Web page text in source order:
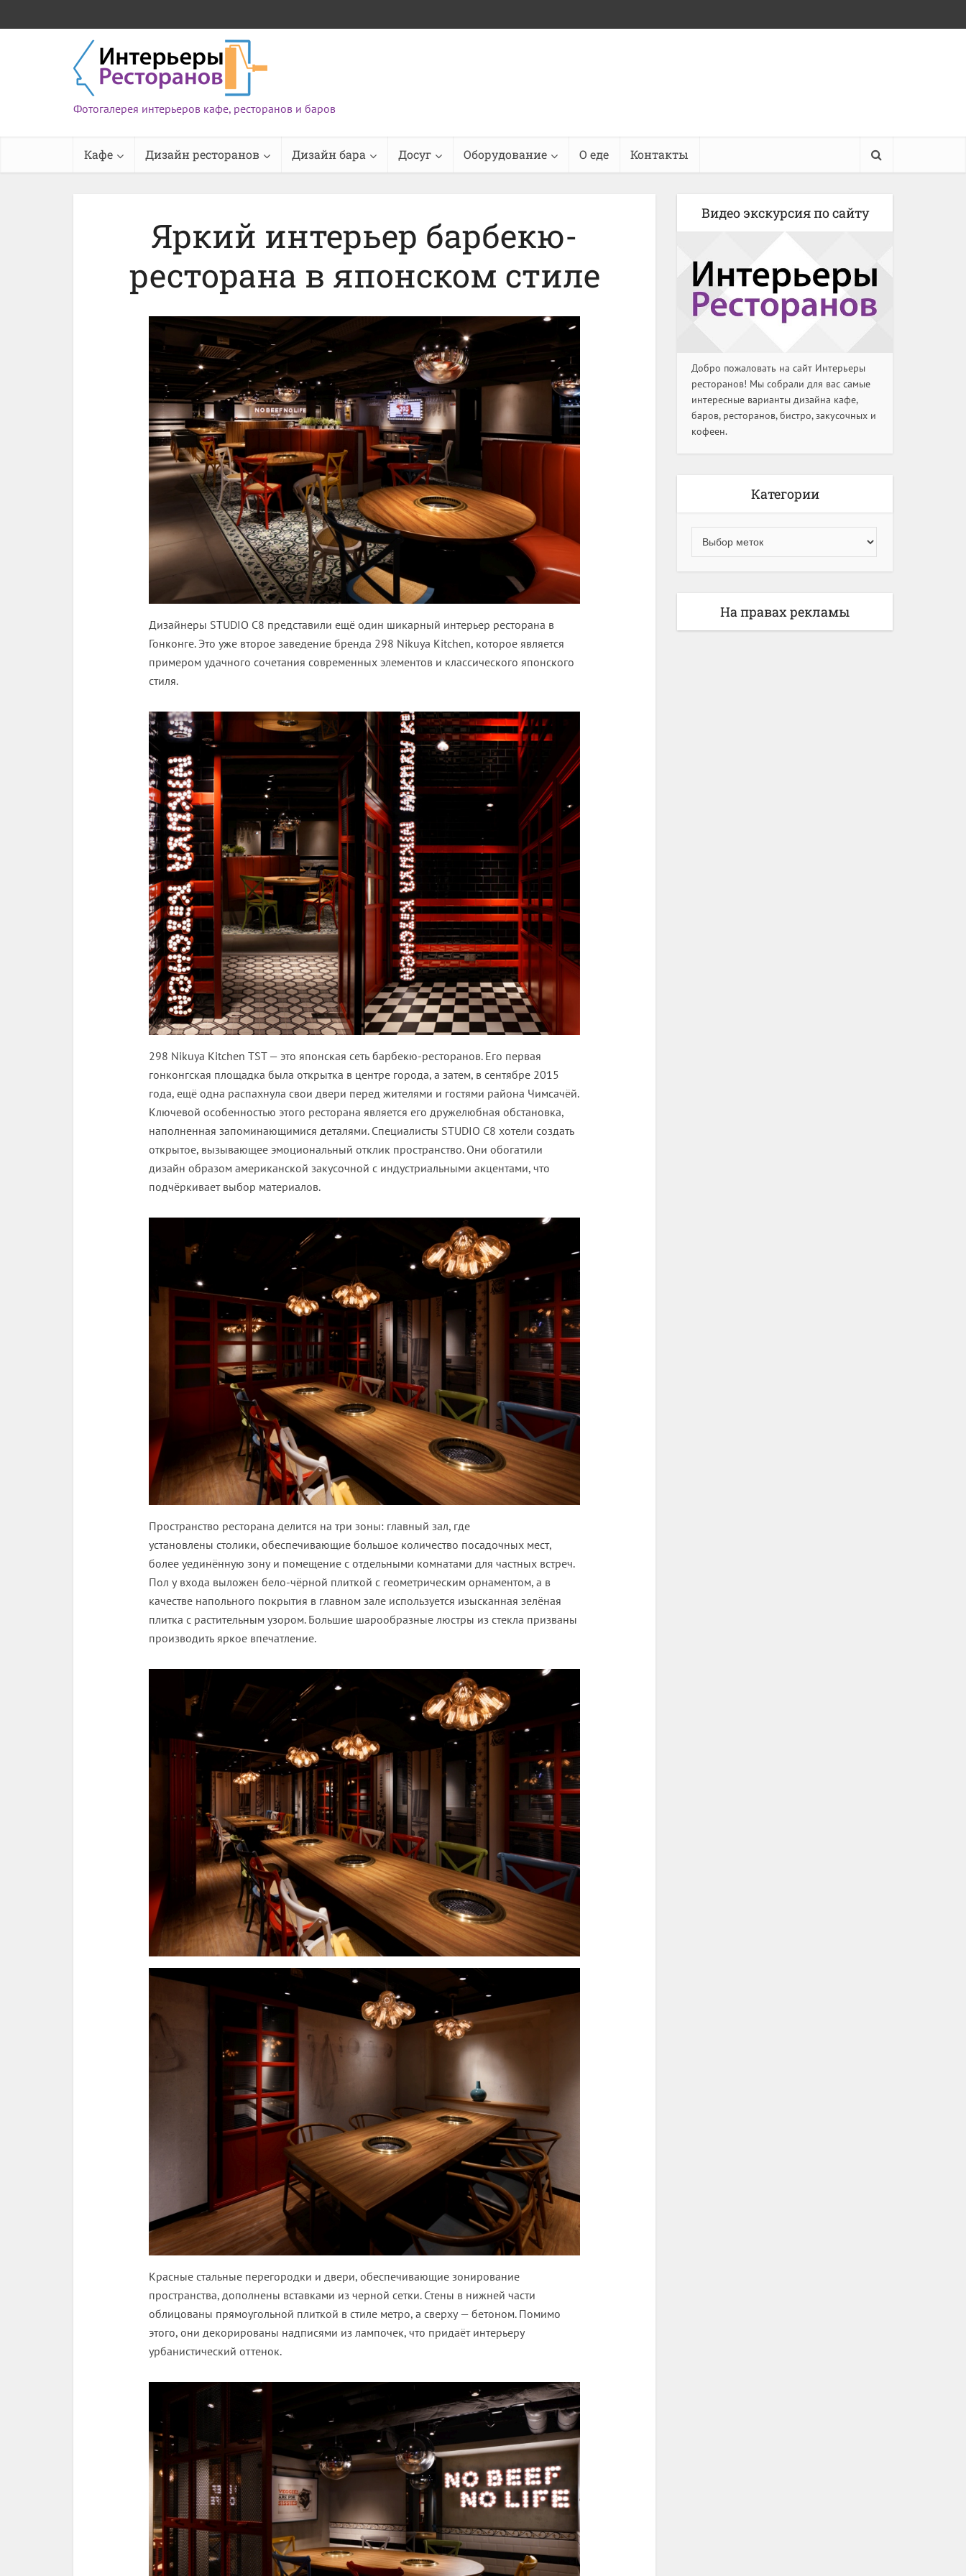
Фотогалерея интерьеров кафе, ресторанов и баров
Кафе Дизайн ресторанов Дизайн бара Досуг Оборудование О еде Контакты
Яркий интерьер барбекю-
ресторана в японском стиле
Дизайнеры STUDIO C8 представили ещё один шикарный интерьер ресторана в
Гонконге. Это уже второе заведение бренда 298 Nikuya Kitchen, которое является
примером удачного сочетания современных элементов и классического японского
стиля.
298 Nikuya Kitchen TST — это японская сеть барбекю-ресторанов. Его первая
гонконгская площадка была открытка в центре города, а затем, в сентябре 2015
года, ещё одна распахнула свои двери перед жителями и гостями района Чимсачёй.
Ключевой особенностью этого ресторана является его дружелюбная обстановка,
наполненная запоминающимися деталями. Специалисты STUDIO C8 хотели создать
открытое, вызывающее эмоциональный отклик пространство. Они обогатили
дизайн образом американской закусочной с индустриальными акцентами, что
подчёркивает выбор материалов.
Пространство ресторана делится на три зоны: главный зал, где
установлены столики, обеспечивающие большое количество посадочных мест,
более уединённую зону и помещение с отдельными комнатами для частных встреч.
Пол у входа выложен бело-чёрной плиткой с геометрическим орнаментом, а в
качестве напольного покрытия в главном зале используется изысканная зелёная
плитка с растительным узором. Большие шарообразные люстры из стекла призваны
производить яркое впечатление.
Красные стальные перегородки и двери, обеспечивающие зонирование
пространства, дополнены вставками из черной сетки. Стены в нижней части
облицованы прямоугольной плиткой в стиле метро, а сверху — бетоном. Помимо
этого, они декорированы надписями из лампочек, что придаёт интерьеру
урбанистический оттенок.
Видео экскурсия по сайту
Добро пожаловать на сайт Интерьеры
ресторанов! Мы собрали для вас самые
интересные варианты дизайна кафе,
баров, ресторанов, бистро, закусочных и
кофеен.
Категории
На правах рекламы